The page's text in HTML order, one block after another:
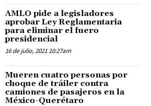
AMLO pide a legisladores
aprobar Ley Reglamentaria
para eliminar el fuero
presidencial
16 de julio, 2021 10:27am
Mueren cuatro personas por
choque de tráiler contra
camiones de pasajeros en la
México-Querétaro